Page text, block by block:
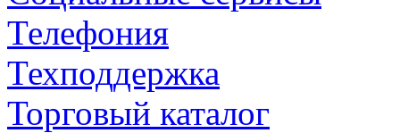
Телефония
Техподдержка
Торговый каталог